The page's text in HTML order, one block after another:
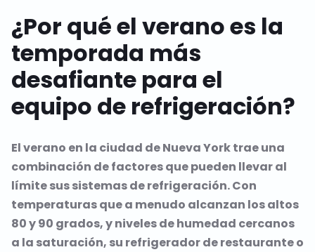
¿Por qué el verano es la
temporada más
desafiante para el
equipo de refrigeración?
El verano en la ciudad de Nueva York trae una
combinación de factores que pueden llevar al
límite sus sistemas de refrigeración. Con
temperaturas que a menudo alcanzan los altos
80 y 90 grados, y niveles de humedad cercanos
a la saturación, su refrigerador de restaurante o